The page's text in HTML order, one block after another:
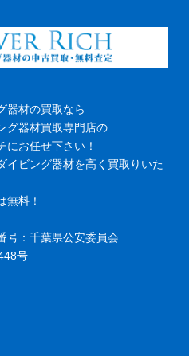
器材の買取なら
グ器材買取専門店の
にお任せ下さい！
イビング器材を高く買取りいた
無料！
号：千葉県公安委員会
号